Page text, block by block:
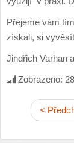
Přejeme vám
získali, si
Jindřich Varhan
Zobrazeno:
<